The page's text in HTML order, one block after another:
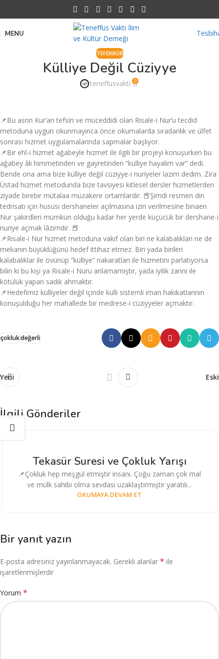
MENU
TEFEKKÜR
Külliye Değil Cüziyye
teneffusvakti 0
📌Bu asrın Kur’an tefsiri ve müceddidi olan Risale-i Nur’u tecdid
metoduna uygun okunmayınca önce okumalarda sıradanlık ve ülfet
sonrası hizmet uygulamalarında sapmalar başlıyor.
📌Bir ehl-i hizmet ağabeyle hizmet ile ilgili bir projeyi konuşurken bu
ağabey âli himmetinden ve gayretinden “külliye hayalim var” dedi.
Bende ona ama bize külliye değil cüziyye-i nuriyeler lazım dedim. Zira
Üstad hizmet metodunda bize tavsiyesi kitlesel dersler hizmetlerden
ziyade birebir mütalaa müzakere ortamlardır. 📕Şimdi resmen din
tedrisatı için hususi dershaneler açılmasına izin verilmesine binaen
Nur şakirdleri mümkün olduğu kadar her yerde küçücük bir dershane-i
nuriye açmak lâzımdır. 📕
📌Risale-i Nur hizmet metoduna vakıf olan biri ne kalabalıkları ne de
mekanın büyüklüğünü hedef ittihaz etmez. Biri yada birileri
kalabalıklar ile övünüp “külliye” nakaratları ile hizmetini parlatıyorsa
bilin ki bu kişi ya Risale-i Nuru anlamamıştır, yada iyilik zannı ile
kötülük yapan sadık ahmaktır.
📌Hedefimiz külliyeler değil içinde külli sistemli iman hakikatlarının
konuşulduğu her mahallede bir medrese-i cüziyyeler açmaktır.
çoklukdeğerli
Yeni Eski
İlgili Gönderiler
Tekasür Suresi ve Çokluk Yarışı
📌Çokluk hep meşgul etmiştir insanı. Çoğu zaman çok mal
ve mülk sahibi olma sevdası uzaklaştırmıştır yaratılı...
OKUMAYA DEVAM ET
Bir yanıt yazın
E-posta adresiniz yayınlanmayacak. Gerekli alanlar * ile
işaretlenmişlerdir
Yorum *